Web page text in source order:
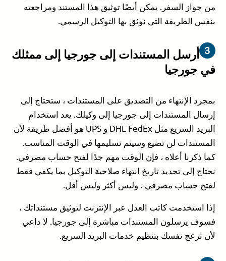
من جواز السفر. يمكن أيضًا توثيق هذا المستند ومراجعته
بنفس الطريقة التي نوثق بها التوكيل الرسمي.
أرسل المستندات إلى جورجيا إلى ممثلك
في جورجيا
بمجرد الإنتهاء من التصديق على المستندات ، ستحتاج إلى
إرسال المستندات إلى جورجيا إلى وكيلك. يعد استخدام
البريد السريع مثل DHL FedEx و UPS هو أفضل طريقة لأن
المستندات لن تضيع وسيتم تسليمها في الوقت المناسب.
كما ذكرنا أعلاه ، فإن الوقت مهم جدًا لفتح حساب مصرفي.
نحتاج إلى تحديد تاريخ انتهاء صلاحية التوكيل بما يكفي فقط
لفتح حساب مصرفي ، وليس أكثر وليس أقل.
إذا استخدمت كاتب العدل عبر الإنترنت لتوثيق مستنداتك ،
فسوف يرسلون المستندات مباشرة إلى جورجيا. لا داعي
لأن تزعج نفسك بتنظيم خدمات البريد السريع.